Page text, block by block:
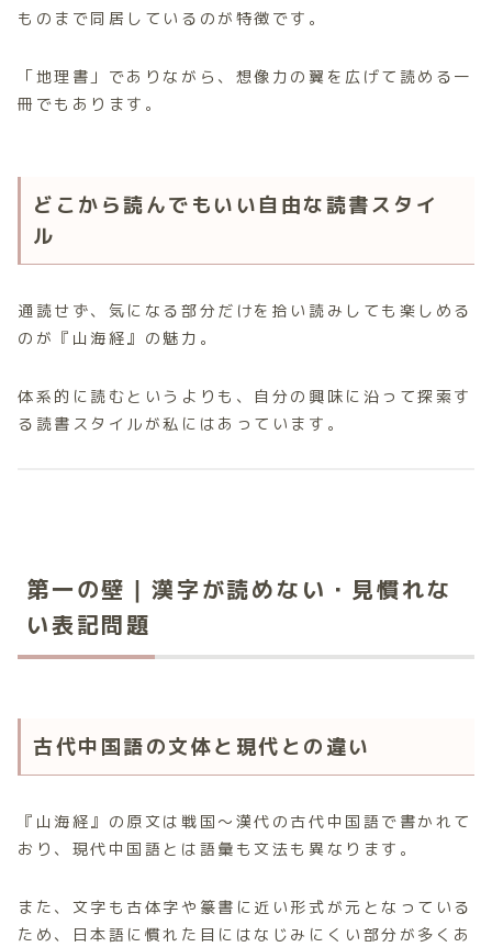
ものまで同居しているのが特徴です。
「地理書」でありながら、想像力の翼を広げて読める一
冊でもあります。
どこから読んでもいい自由な読書スタイ
ル
通読せず、気になる部分だけを拾い読みしても楽しめる
のが『山海経』の魅力。
体系的に読むというよりも、自分の興味に沿って探索す
る読書スタイルが私にはあっています。
第一の壁｜漢字が読めない・見慣れな
い表記問題
古代中国語の文体と現代との違い
『山海経』の原文は戦国〜漢代の古代中国語で書かれて
おり、現代中国語とは語彙も文法も異なります。
また、文字も古体字や篆書に近い形式が元となっている
ため、日本語に慣れた目にはなじみにくい部分が多くあ